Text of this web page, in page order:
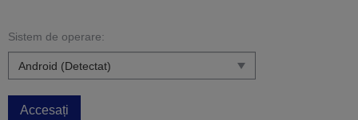
Sistem de operare:
Accesați